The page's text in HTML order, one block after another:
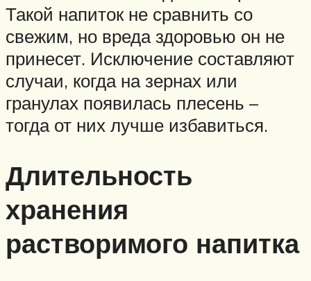
Такой напиток не сравнить со
свежим, но вреда здоровью он не
принесет. Исключение составляют
случаи, когда на зернах или
гранулах появилась плесень –
тогда от них лучше избавиться.
Длительность
хранения
растворимого напитка